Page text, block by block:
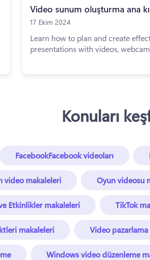
Video sunum oluşturma ana
17 Ekim 2024
Learn how to plan and create
presentations with videos,
Konuları
FacebookFacebook videoları
video makaleleri Oyun videosu
Etkinlikler makaleleri TikTok
makaleleri Video pazarlama
Windows video düzenleme